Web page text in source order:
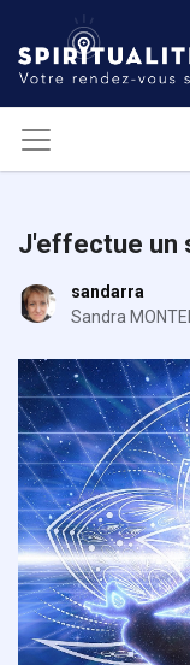
J'effectue un
sandarra
Sandra